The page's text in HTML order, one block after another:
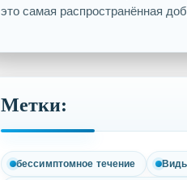
это самая распространённая
Метки:
бессимптомное течение